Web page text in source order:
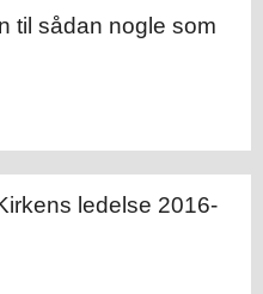
til sådan nogle som
ledelse 2016-